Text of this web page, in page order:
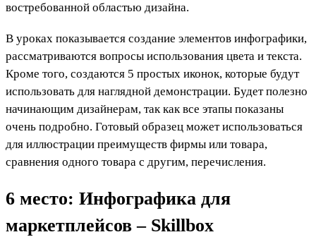
востребованной областью дизайна.
В уроках показывается создание элементов инфографики,
рассматриваются вопросы использования цвета и текста.
Кроме того, создаются 5 простых иконок, которые будут
использовать для наглядной демонстрации. Будет полезно
начинающим дизайнерам, так как все этапы показаны
очень подробно. Готовый образец может использоваться
для иллюстрации преимуществ фирмы или товара,
сравнения одного товара с другим, перечисления.
6 место: Инфографика для
маркетплейсов – Skillbox